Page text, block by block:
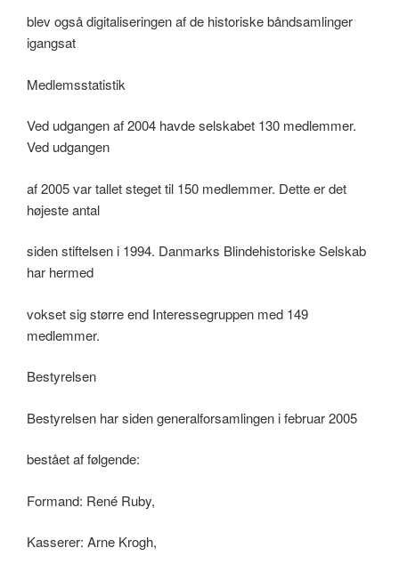
blev også digitaliseringen af de historiske båndsamlinger
igangsat
Medlemsstatistik
Ved udgangen af 2004 havde selskabet 130 medlemmer.
Ved udgangen
af 2005 var tallet steget til 150 medlemmer. Dette er det
højeste antal
siden stiftelsen i 1994. Danmarks Blindehistoriske Selskab
har hermed
vokset sig større end Interessegruppen med 149
medlemmer.
Bestyrelsen
Bestyrelsen har siden generalforsamlingen i februar 2005
bestået af følgende:
Formand: René Ruby,
Kasserer: Arne Krogh,